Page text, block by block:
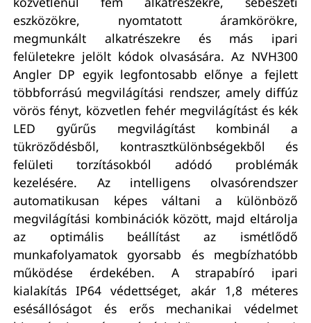
eszközökre, nyomtatott áramkörökre,
megmunkált alkatrészekre és más ipari
felületekre jelölt kódok olvasására. Az NVH300
Angler DP egyik legfontosabb előnye a fejlett
többforrású megvilágítási rendszer, amely diffúz
vörös fényt, közvetlen fehér megvilágítást és kék
LED gyűrűs megvilágítást kombinál a
tükröződésből, kontrasztkülönbségekből és
felületi torzításokból adódó problémák
kezelésére. Az intelligens olvasórendszer
automatikusan képes váltani a különböző
megvilágítási kombinációk között, majd eltárolja
az optimális beállítást az ismétlődő
munkafolyamatok gyorsabb és megbízhatóbb
működése érdekében. A strapabíró ipari
kialakítás IP64 védettséget, akár 1,8 méteres
esésállóságot és erős mechanikai védelmet